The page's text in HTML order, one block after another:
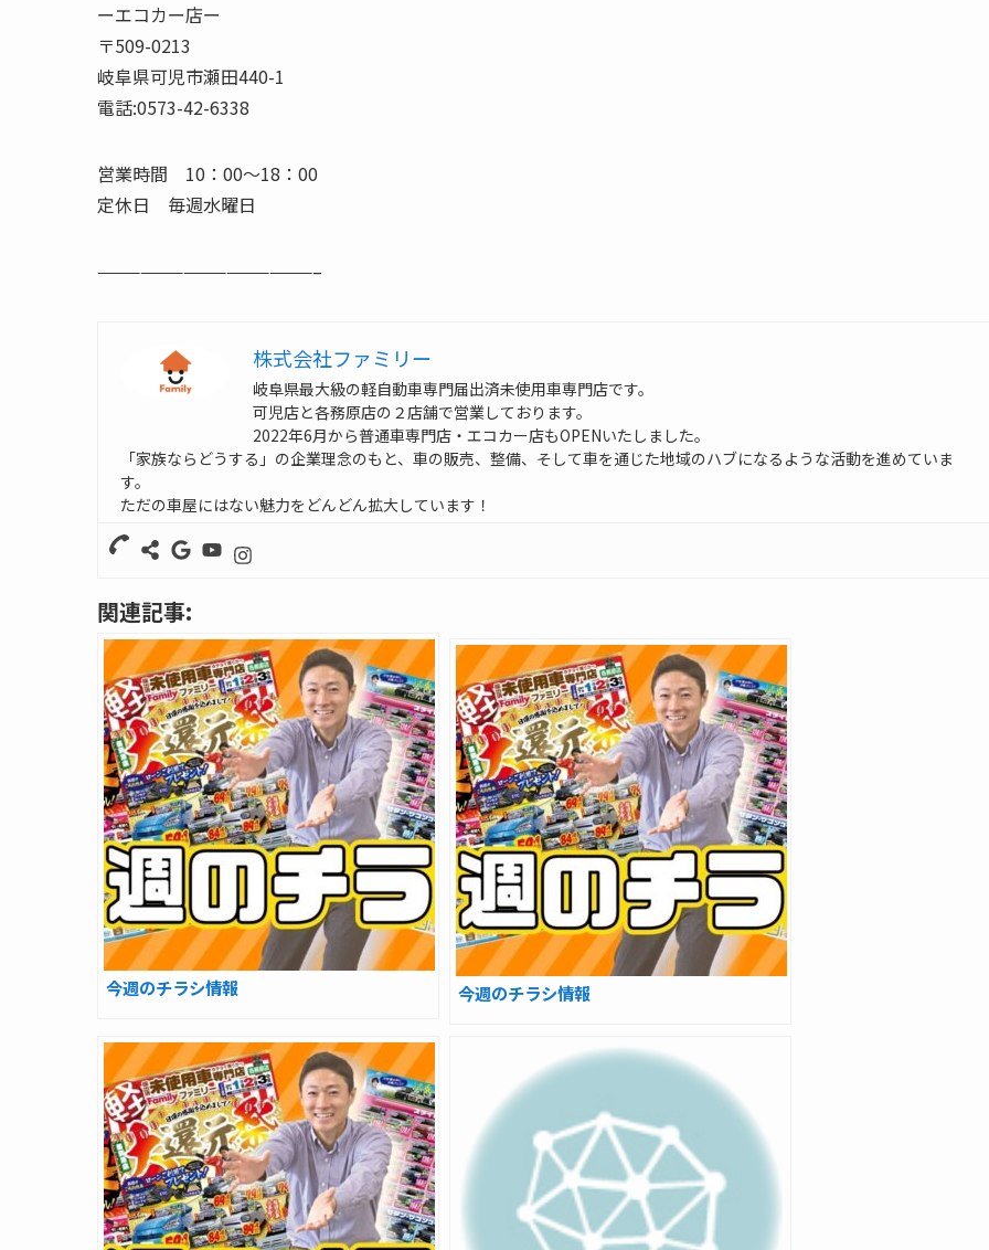
ーエコカー店ー
〒509-0213
岐阜県可児市瀬田440-1
電話:0573-42-6338
営業時間 10：00～18：00
定休日 毎週水曜日
———————————————–
株式会社ファミリー
岐阜県最大級の軽自動車専門届出済未使用車専門店です。
可児店と各務原店の２店舗で営業しております。
2022年6月から普通車専門店・エコカー店もOPENいたしました。
「家族ならどうする」の企業理念のもと、車の販売、整備、そして車を通じた地域のハブになるような活動を進めていま
す。
ただの車屋にはない魅力をどんどん拡大しています！
関連記事:
今週のチラシ情報 今週のチラシ情報